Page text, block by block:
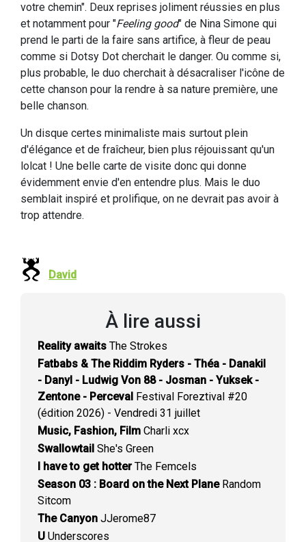
votre chemin". Deux reprises joliment réussies en plus
et notamment pour "Feeling good" de Nina Simone qui
prend le parti de la faire sans artifice, à fleur de peau
comme si Dotsy Dot cherchait le danger. Ou comme si,
plus probable, le duo cherchait à désacraliser l'icône de
cette chanson pour la rendre à sa nature première, une
belle chanson.
Un disque certes minimaliste mais surtout plein
d'élégance et de fraîcheur, bien plus réjouissant qu'un
lolcat ! Une belle carte de visite donc qui donne
évidemment envie d'en entendre plus. Mais le duo
semblait inspiré et prolifique, on ne devrait pas avoir à
trop attendre.
David
À lire aussi
Reality awaits The Strokes
Fatbabs & The Riddim Ryders - Théa - Danakil
- Danyl - Ludwig Von 88 - Josman - Yuksek -
Zentone - Perceval Festival Foreztival #20
(édition 2026) - Vendredi 31 juillet
Music, Fashion, Film Charli xcx
Swallowtail She's Green
I have to get hotterThe Femcels
Season 03 : Board on the Next PlaneRandom
Sitcom
The Canyon JJerome87
U Underscores